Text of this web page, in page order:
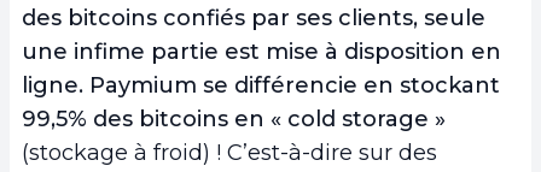
des bitcoins confiés par ses clients, seule
une infime partie est mise à disposition en
ligne. Paymium se différencie en stockant
99,5% des bitcoins en « cold storage »
(stockage à froid) ! C’est-à-dire sur des